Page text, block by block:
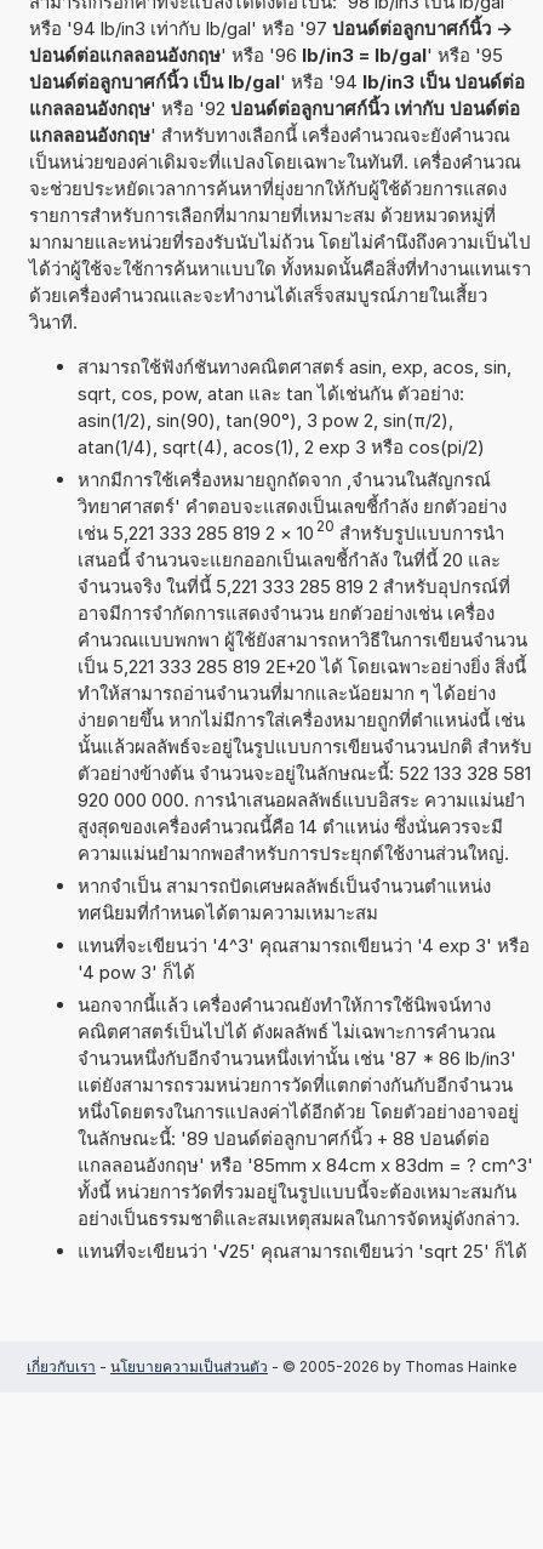
หรือ '94 lb/in3 เท่ากับ lb/gal' หรือ '97 ปอนด์ต่อลูกบาศก์นิ้ว ->
ปอนด์ต่อแกลลอนอังกฤษ' หรือ '96 lb/in3 = lb/gal' หรือ '95
ปอนด์ต่อลูกบาศก์นิ้ว เป็น lb/gal' หรือ '94 lb/in3 เป็น ปอนด์ต่อ
แกลลอนอังกฤษ' หรือ '92 ปอนด์ต่อลูกบาศก์นิ้ว เท่ากับ ปอนด์ต่อ
แกลลอนอังกฤษ' สำหรับทางเลือกนี้ เครื่องคำนวณจะยังคำนวณ
เป็นหน่วยของค่าเดิมจะที่แปลงโดยเฉพาะในทันที. เครื่องคำนวณ
จะช่วยประหยัดเวลาการค้นหาที่ยุ่งยากให้กับผู้ใช้ด้วยการแสดง
รายการสำหรับการเลือกที่มากมายที่เหมาะสม ด้วยหมวดหมู่ที่
มากมายและหน่วยที่รองรับนับไม่ถ้วน โดยไม่คำนึงถึงความเป็นไป
ได้ว่าผู้ใช้จะใช้การค้นหาแบบใด ทั้งหมดนั้นคือสิ่งที่ทำงานแทนเรา
ด้วยเครื่องคำนวณและจะทำงานได้เสร็จสมบูรณ์ภายในเสี้ยว
วินาที.
สามารถใช้ฟังก์ชันทางคณิตศาสตร์ asin, exp, acos, sin,
sqrt, cos, pow, atan และ tan ได้เช่นกัน ตัวอย่าง:
asin(1/2), sin(90), tan(90°), 3 pow 2, sin(π/2),
atan(1/4), sqrt(4), acos(1), 2 exp 3 หรือ cos(pi/2)
หากมีการใช้เครื่องหมายถูกถัดจาก ,จำนวนในสัญกรณ์
วิทยาศาสตร์' คำตอบจะแสดงเป็นเลขชี้กำลัง ยกตัวอย่าง
เช่น 5,221 333 285 819 2 × 10 20 สำหรับรูปแบบการนำ
เสนอนี้ จำนวนจะแยกออกเป็นเลขชี้กำลัง ในที่นี้ 20 และ
จำนวนจริง ในที่นี้ 5,221 333 285 819 2 สำหรับอุปกรณ์ที่
อาจมีการจำกัดการแสดงจำนวน ยกตัวอย่างเช่น เครื่อง
คำนวณแบบพกพา ผู้ใช้ยังสามารถหาวิธีในการเขียนจำนวน
เป็น 5,221 333 285 819 2E+20 ได้ โดยเฉพาะอย่างยิ่ง สิ่งนี้
ทำให้สามารถอ่านจำนวนที่มากและน้อยมาก ๆ ได้อย่าง
ง่ายดายขึ้น หากไม่มีการใส่เครื่องหมายถูกที่ตำแหน่งนี้ เช่น
นั้นแล้วผลลัพธ์จะอยู่ในรูปแบบการเขียนจำนวนปกติ สำหรับ
ตัวอย่างข้างต้น จำนวนจะอยู่ในลักษณะนี้: 522 133 328 581
920 000 000. การนำเสนอผลลัพธ์แบบอิสระ ความแม่นยำ
สูงสุดของเครื่องคำนวณนี้คือ 14 ตำแหน่ง ซึ่งนั่นควรจะมี
ความแม่นยำมากพอสำหรับการประยุกต์ใช้งานส่วนใหญ่.
หากจำเป็น สามารถปัดเศษผลลัพธ์เป็นจำนวนตำแหน่ง
ทศนิยมที่กำหนดได้ตามความเหมาะสม
แทนที่จะเขียนว่า '4^3' คุณสามารถเขียนว่า '4 exp 3' หรือ
'4 pow 3' ก็ได้
นอกจากนี้แล้ว เครื่องคำนวณยังทำให้การใช้นิพจน์ทาง
คณิตศาสตร์เป็นไปได้ ดังผลลัพธ์ ไม่เฉพาะการคำนวณ
จำนวนหนึ่งกับอีกจำนวนหนึ่งเท่านั้น เช่น '87 * 86 lb/in3'
แต่ยังสามารถรวมหน่วยการวัดที่แตกต่างกันกับอีกจำนวน
หนึ่งโดยตรงในการแปลงค่าได้อีกด้วย โดยตัวอย่างอาจอยู่
ในลักษณะนี้: '89 ปอนด์ต่อลูกบาศก์นิ้ว + 88 ปอนด์ต่อ
แกลลอนอังกฤษ' หรือ '85mm x 84cm x 83dm = ? cm^3'
ทั้งนี้ หน่วยการวัดที่รวมอยู่ในรูปแบบนี้จะต้องเหมาะสมกัน
อย่างเป็นธรรมชาติและสมเหตุสมผลในการจัดหมู่ดังกล่าว.
แทนที่จะเขียนว่า '√25' คุณสามารถเขียนว่า 'sqrt 25' ก็ได้
เกี่ยวกับเรา - นโยบายความเป็นส่วนตัว - © 2005-2026 by Thomas Hainke